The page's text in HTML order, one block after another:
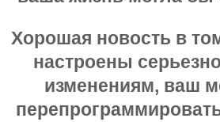
Хорошая новость в
настроены
изменениям, ваш